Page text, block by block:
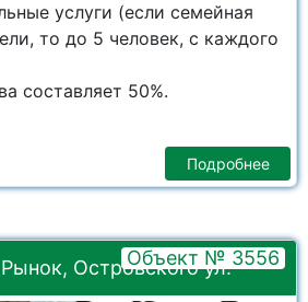
услуги (если семейная
то до 5 человек, с каждого
составляет 50%.
Подробнее
Островского ул.
Объект № 3556